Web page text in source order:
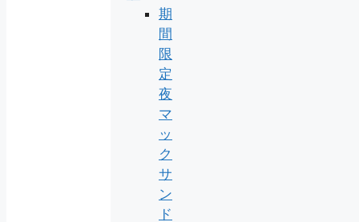
期
間
限
定
夜
マ
ッ
ク
サ
ン
ド